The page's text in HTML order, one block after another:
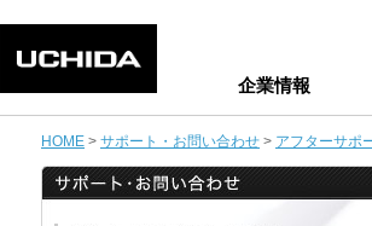
企業情報
HOME > サポート・お問い合わせ > アフターサポ